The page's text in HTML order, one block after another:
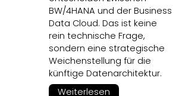
BW/4HANA und der Business
Data Cloud. Das ist keine
rein technische Frage,
sondern eine strategische
Weichenstellung für die
künftige Datenarchitektur.
Weiterlesen